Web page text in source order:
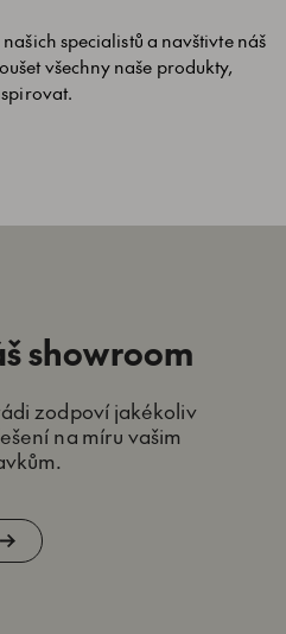
specialistů a navštivte náš
všechny naše produkty,
showroom
zodpoví jakékoliv
na míru vašim